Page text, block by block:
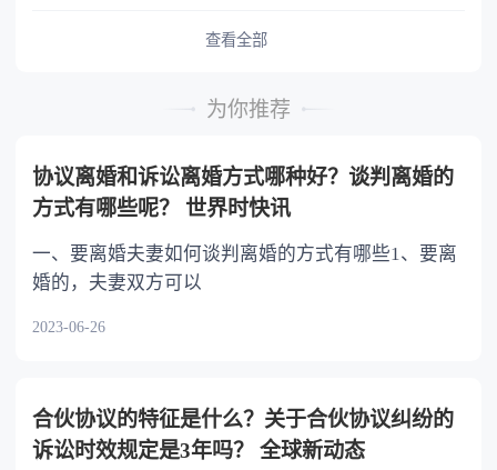
或者与被继承人共同生活的继承人，分配遗产
的继承人，不尽扶养义务的，分配遗产时，应当
查看全部
为你推荐
协议离婚和诉讼离婚方式哪种好？谈判离婚的
方式有哪些呢？ 世界时快讯
一、要离婚夫妻如何谈判离婚的方式有哪些1、要离
婚的，夫妻双方可以
2023-06-26
合伙协议的特征是什么？关于合伙协议纠纷的
诉讼时效规定是3年吗？ 全球新动态